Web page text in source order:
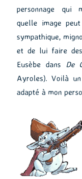
personnage qui
quelle image
sympathique,
et de lui faire
Eusèbe dans De
Ayroles). Voilà
adapté à mon